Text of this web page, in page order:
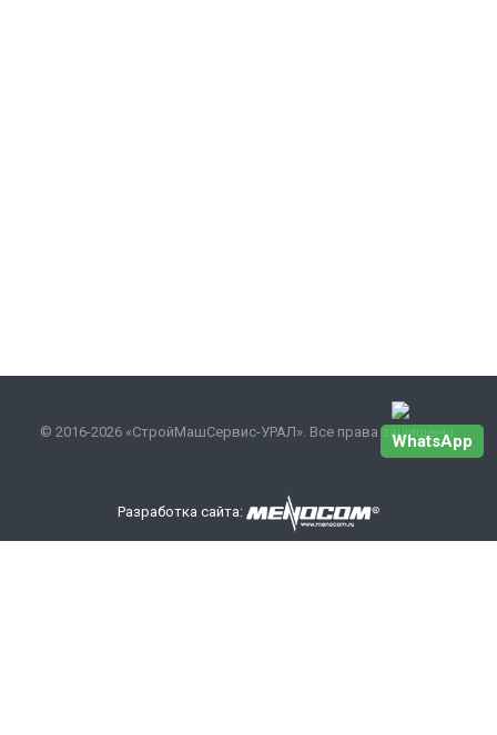
© 2016-2026 «СтройМашСервис-УРАЛ». Все права защищены.
Разработка сайта:
WhatsApp